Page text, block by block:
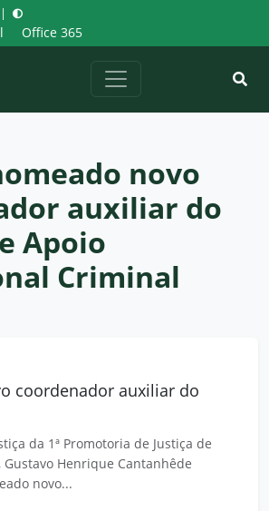
|
Office 365
novo
auxiliar do
Apoio
Criminal
coordenador auxiliar do
da 1ª Promotoria de Justiça de
Gustavo Henrique Cantanhêde
novo...